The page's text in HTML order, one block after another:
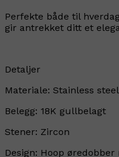
Perfekte både til
gir antrekket ditt et
Detaljer
Materiale: Stainless
Belegg: 18K gullbelagt
Stener: Zircon
Design: Hoop